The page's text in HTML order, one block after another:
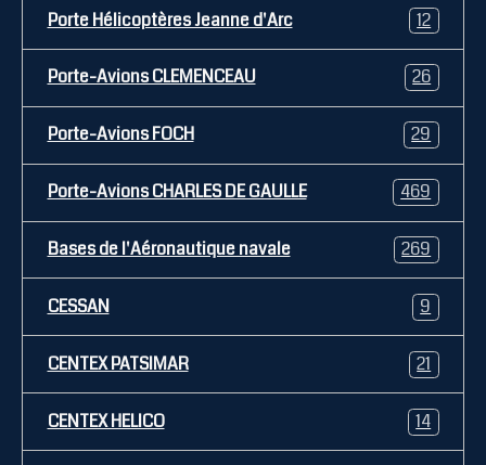
Porte Hélicoptères Jeanne d'Arc 12
Porte-Avions CLEMENCEAU 26
Porte-Avions FOCH 29
Porte-Avions CHARLES DE GAULLE 469
Bases de l'Aéronautique navale 269
CESSAN 9
CENTEX PATSIMAR 21
CENTEX HELICO 14